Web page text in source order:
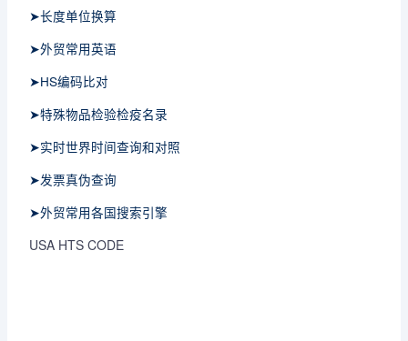
➤长度单位换算
➤外贸常用英语
➤HS编码比对
➤特殊物品检验检疫名录
➤实时世界时间查询和对照
➤发票真伪查询
➤外贸常用各国搜索引擎
USA HTS CODE